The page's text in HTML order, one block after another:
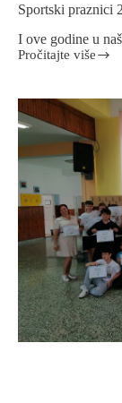
Sportski praznici
I ove godine u
Pročitajte više